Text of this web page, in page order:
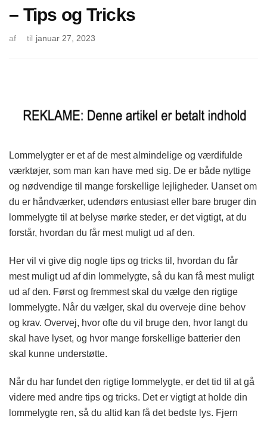
– Tips og Tricks
af til januar 27, 2023
Lommelygter er et af de mest almindelige og værdifulde
værktøjer, som man kan have med sig. De er både nyttige
og nødvendige til mange forskellige lejligheder. Uanset om
du er håndværker, udendørs entusiast eller bare bruger din
lommelygte til at belyse mørke steder, er det vigtigt, at du
forstår, hvordan du får mest muligt ud af den.
Her vil vi give dig nogle tips og tricks til, hvordan du får
mest muligt ud af din lommelygte, så du kan få mest muligt
ud af den. Først og fremmest skal du vælge den rigtige
lommelygte. Når du vælger, skal du overveje dine behov
og krav. Overvej, hvor ofte du vil bruge den, hvor langt du
skal have lyset, og hvor mange forskellige batterier den
skal kunne understøtte.
Når du har fundet den rigtige lommelygte, er det tid til at gå
videre med andre tips og tricks. Det er vigtigt at holde din
lommelygte ren, så du altid kan få det bedste lys. Fjern